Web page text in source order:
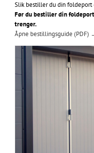
Slik bestiller du din foldeport
Før du bestiller din
trenger.
Åpne bestillingsguide (PDF)